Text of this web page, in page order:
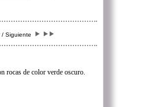
/ Siguiente
rocas de color verde oscuro.